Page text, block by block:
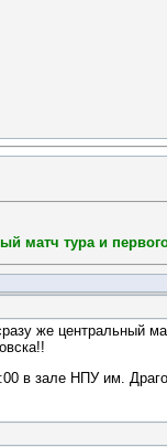
матч тура и
же центральный
в зале НПУ им.